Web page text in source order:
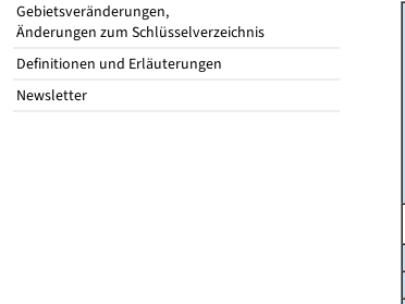
Gebietsveränderungen,
Änderungen zum Schlüsselverzeichnis
Definitionen und Erläuterungen
Newsletter